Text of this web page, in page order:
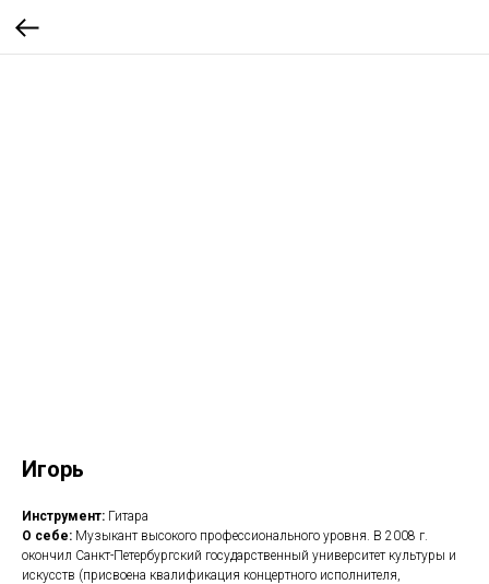
Игорь
Инструмент: Гитара
О себе: Музыкант высокого профессионального уровня. В 2008 г.
окончил Санкт-Петербургский государственный университет культуры и
искусств (присвоена квалификация концертного исполнителя,